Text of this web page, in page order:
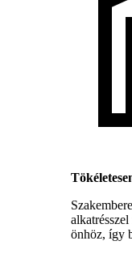
önhöz, így